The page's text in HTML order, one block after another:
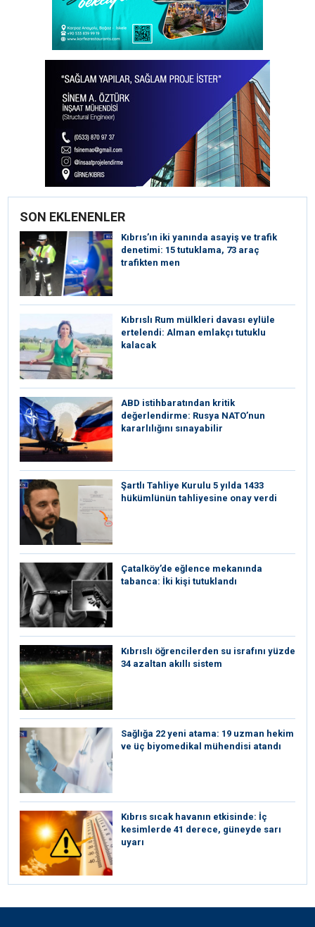
SON EKLENENLER
Kıbrıs’ın iki yanında asayiş ve trafik
denetimi: 15 tutuklama, 73 araç
trafikten men
Kıbrıslı Rum mülkleri davası eylüle
ertelendi: Alman emlakçı tutuklu
kalacak
ABD istihbaratından kritik
değerlendirme: Rusya NATO’nun
kararlılığını sınayabilir
Şartlı Tahliye Kurulu 5 yılda 1433
hükümlünün tahliyesine onay verdi
Çatalköy’de eğlence mekanında
tabanca: İki kişi tutuklandı
Kıbrıslı öğrencilerden su israfını yüzde
34 azaltan akıllı sistem
Sağlığa 22 yeni atama: 19 uzman hekim
ve üç biyomedikal mühendisi atandı
Kıbrıs sıcak havanın etkisinde: İç
kesimlerde 41 derece, güneyde sarı
uyarı